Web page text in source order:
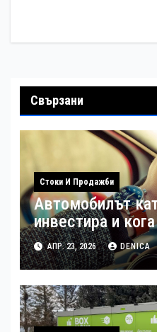
Свързани
Стоки И Продажби
Автомобилът
инвестира и
АПР. 23, 2026 DENICA